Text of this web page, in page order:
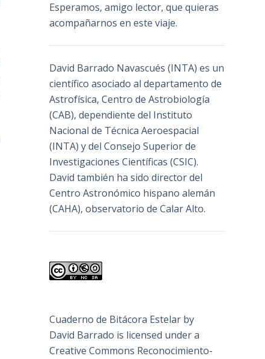
Esperamos, amigo lector, que quieras
acompañarnos en este viaje.
David Barrado Navascués (INTA) es un
científico asociado al departamento de
Astrofísica, Centro de Astrobiología
(CAB), dependiente del Instituto
Nacional de Técnica Aeroespacial
(INTA) y del Consejo Superior de
Investigaciones Científicas (CSIC).
David también ha sido director del
Centro Astronómico hispano alemán
(CAHA), observatorio de Calar Alto.
Cuaderno de Bitácora Estelar by
David Barrado is licensed under a
Creative Commons Reconocimiento-